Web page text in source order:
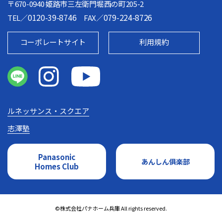
〒670-0940 姫路市三左衛門堀西の町205-2
TEL／
FAX／
コーポレートサイト 利用規約
ルネッサンス・スクエア
志澤塾
Panasonic
Homes Club
あんしん俱楽部
©株式会社パナホーム兵庫 All rights reserved.